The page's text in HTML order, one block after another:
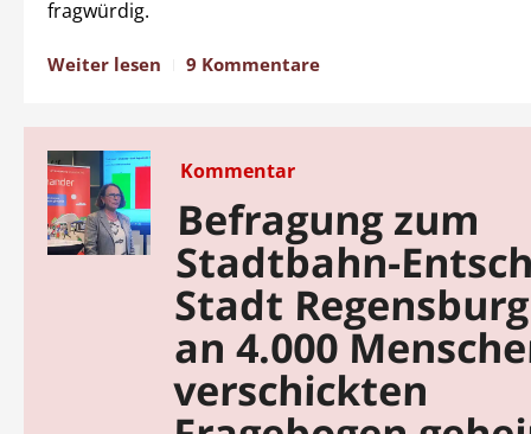
fragwürdig.
Weiter lesen 9 Kommentare
Kommentar
Befragung zum
Stadtbahn-
Stadt
an 4.000
verschickten